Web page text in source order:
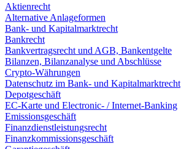
Aktienrecht
Alternative Anlageformen
Bank- und Kapitalmarktrecht
Bankrecht
Bankvertragsrecht und AGB, Bankentgelte
Bilanzen, Bilanzanalyse und Abschlüsse
Crypto-Währungen
Datenschutz im Bank- und Kapitalmarktrecht
Depotgeschäft
EC-Karte und Electronic- / Internet-Banking
Emissionsgeschäft
Finanzdienstleistungsrecht
Finanzkommissionsgeschäft